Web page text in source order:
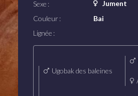
Sexe :
Jument
Couleur :
Bai
Lignée :
Ugobak des baleines